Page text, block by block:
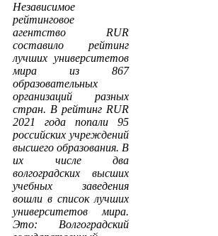
Независимое
рейтинговое
агентство RUR
составило рейтинг
лучших университетов
мира из 867
образовательных
организаций разных
стран. В рейтинг RUR
2021 года попали 95
российских учреждений
высшего образования. В
их числе два
волгоградских высших
учебных заведения
вошли в список лучших
университетов мира.
Это: Волгоградский